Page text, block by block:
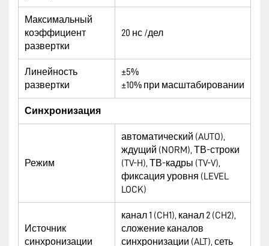
Максимальный
коэффициент
развертки
20 нс /дел
Линейность
развертки
±5%
±10% при масштабировании
Синхронизация
Режим
автоматический (AUTO),
ждущий (NORM), ТВ-строки
(TV-H), ТВ-кадры (TV-V),
фиксация уровня (LEVEL
LOCK)
Источник
синхронизации
канал 1 (CH1), канал 2 (CH2),
сложение каналов
синхронизации (ALT), сеть